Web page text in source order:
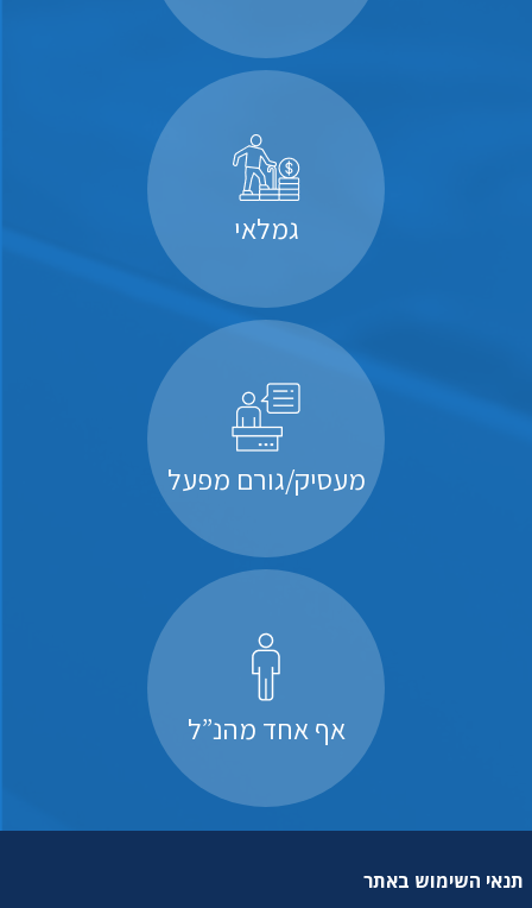
גמלאי
מעסיק/גורם מפעל
אף אחד מהנ”ל
תנאי השימוש באתר